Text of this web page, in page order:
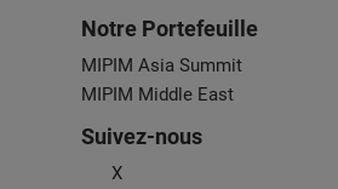
Notre Portefeuille
MIPIM Asia Summit
MIPIM Middle East
Suivez-nous
X